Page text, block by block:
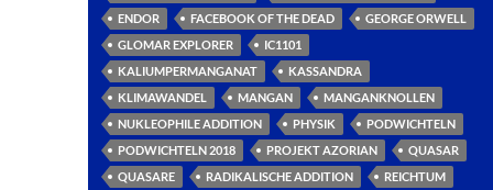
ENDOR
FACEBOOK OF THE DEAD
GEORGE ORWELL
GLOMAR EXPLORER
IC1101
KALIUMPERMANGANAT
KASSANDRA
KLIMAWANDEL
MANGAN
MANGANKNOLLEN
NUKLEOPHILE ADDITION
PHYSIK
PODWICHTELN
PODWICHTELN 2018
PROJEKT AZORIAN
QUASAR
QUASARE
RADIKALISCHE ADDITION
REICHTUM